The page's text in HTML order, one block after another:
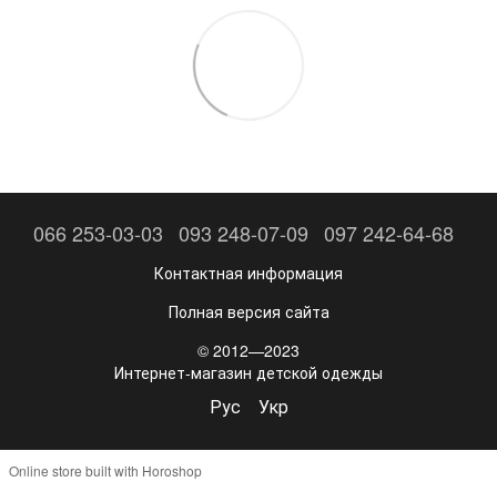
066 253-03-03 093 248-07-09 097 242-64-68
Контактная информация
Полная версия сайта
© 2012—2023
Интернет-магазин детской одежды
Рус Укр
Online store built with Horoshop